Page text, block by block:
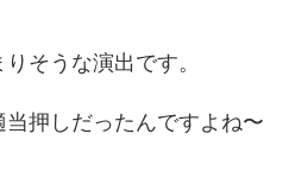
そうな演出です。
押しだったんですよね〜